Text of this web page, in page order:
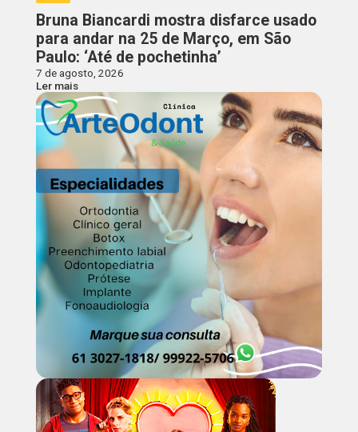
Bruna Biancardi mostra disfarce usado
para andar na 25 de Março, em São
Paulo: ‘Até de pochetinha’
7 de agosto, 2026
Ler mais